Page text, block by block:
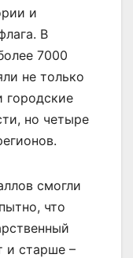
и
В
7000
не только
городские
но четыре
смогли
что
и старше –